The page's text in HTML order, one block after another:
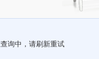
询中，请刷新重试